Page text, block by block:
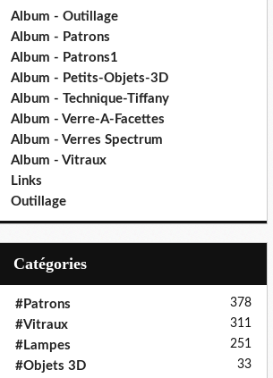
Album - Outillage
Album - Patrons
Album - Patrons1
Album - Petits-Objets-3D
Album - Technique-Tiffany
Album - Verre-A-Facettes
Album - Verres Spectrum
Album - Vitraux
Links
Outillage
Catégories
#Patrons 378
#Vitraux 311
#Lampes 251
#Objets 3D 33